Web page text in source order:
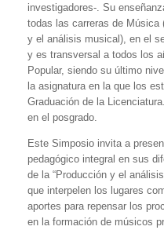
investigadores-. Su
todas las carreras de Música
y el análisis musical), en el
y es transversal a todos los
Popular, siendo su último
la asignatura en la que los
Graduación de la
en el posgrado.
Este Simposio invita a
pedagógico integral en sus
de la “Producción y el
que interpelen los lugares
aportes para repensar los
en la formación de músicos